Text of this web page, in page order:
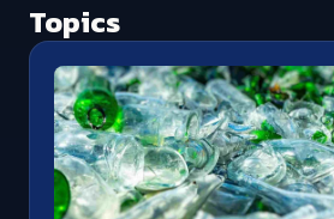
Topics
Tutti i topic
Ambiente
Aggiornamento normativo
Caso studio
Economia circolare
News